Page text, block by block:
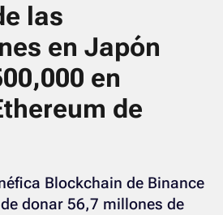
las
en Japón
en
de
Blockchain de Binance
donar 56,7 millones de